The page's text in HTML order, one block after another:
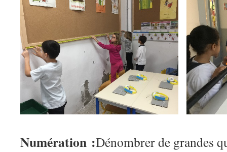
Numération :Dénombrer de grandes